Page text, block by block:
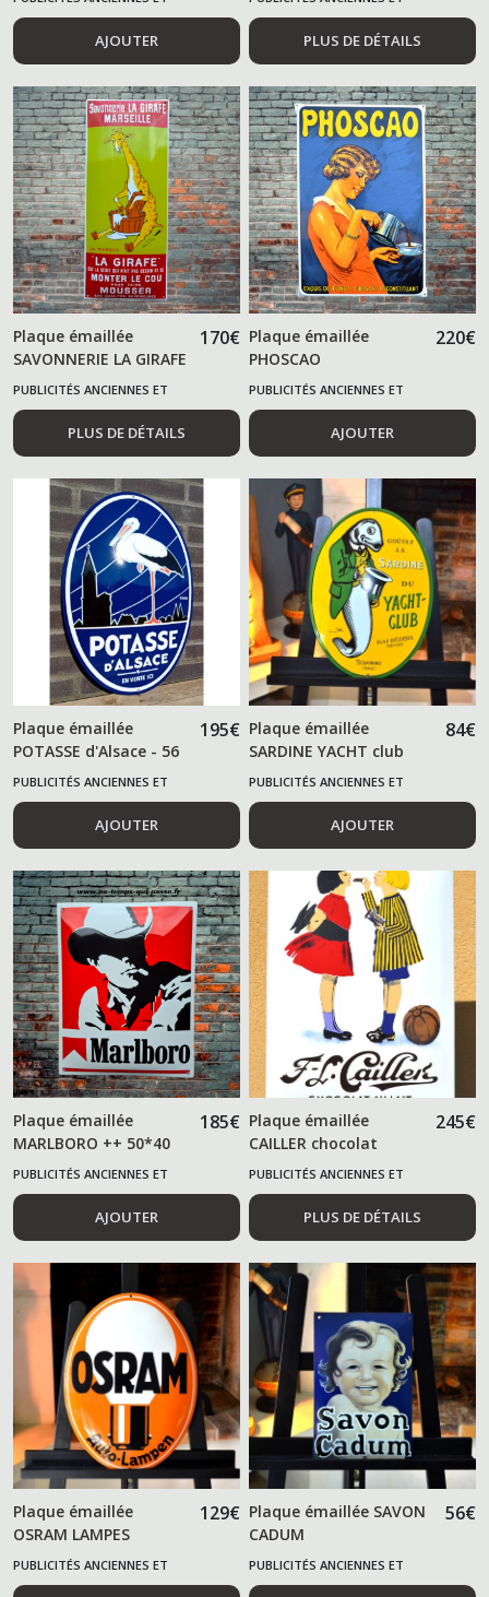
ALIMENTAIRES
AJOUTER
ALIMENTAIRES
PLUS DE DÉTAILS
Plaque émaillée
SAVONNERIE LA GIRAFE
Marseiile
170€
PUBLICITÉS ANCIENNES ET
ALIMENTAIRES
PLUS DE DÉTAILS
Plaque émaillée
PHOSCAO
220€
PUBLICITÉS ANCIENNES ET
ALIMENTAIRES
AJOUTER
Plaque émaillée
POTASSE d'Alsace - 56
cm -
195€
PUBLICITÉS ANCIENNES ET
ALIMENTAIRES
AJOUTER
Plaque émaillée
SARDINE YACHT club
ovale
84€
PUBLICITÉS ANCIENNES ET
ALIMENTAIRES
AJOUTER
Plaque émaillée
MARLBORO ++ 50*40
cm ++
185€
PUBLICITÉS ANCIENNES ET
ALIMENTAIRES
AJOUTER
Plaque émaillée
CAILLER chocolat
245€
PUBLICITÉS ANCIENNES ET
ALIMENTAIRES
PLUS DE DÉTAILS
Plaque émaillée
OSRAM LAMPES
129€
PUBLICITÉS ANCIENNES ET
ALIMENTAIRES
Plaque émaillée SAVON
CADUM
56€
PUBLICITÉS ANCIENNES ET
ALIMENTAIRES